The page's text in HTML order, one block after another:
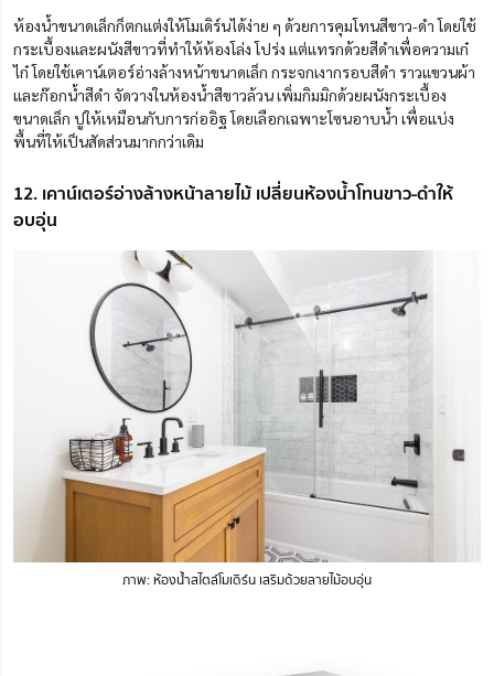
ห้องน้ำขนาดเล็กก็ตกแต่งให้โมเดิร์นได้ง่าย ๆ ด้วยการคุมโทนสีขาว-ดำโดยใช้
กระเบื้องและผนังสีขาวที่ทำให้ห้องโล่ง โปร่ง แต่แทรกด้วยสีดำเพื่อความเก๋
ไก๋โดยใช้เคาน์เตอร์อ่างล้างหน้าขนาดเล็ก กระจกเงากรอบสีดำ ราวแขวนผ้า
และก๊อกน้ำสีดำ จัดวางในห้องน้ำสีขาวล้วน เพิ่มกิมมิกด้วยผนังกระเบื้อง
ขนาดเล็ก ปูให้เหมือนกับการก่ออิฐ โดยเลือกเฉพาะโซนอาบน้ำ เพื่อแบ่ง
พื้นที่ให้เป็นสัดส่วนมากกว่าเดิม
12. เคาน์เตอร์อ่างล้างหน้าลายไม้ เปลี่ยนห้องน้ำโทนขาว-ดำให้
อบอุ่น
ภาพ: ห้องน้ำสไตล์โมเดิร์น เสริมด้วยลายไม้อบอุ่น